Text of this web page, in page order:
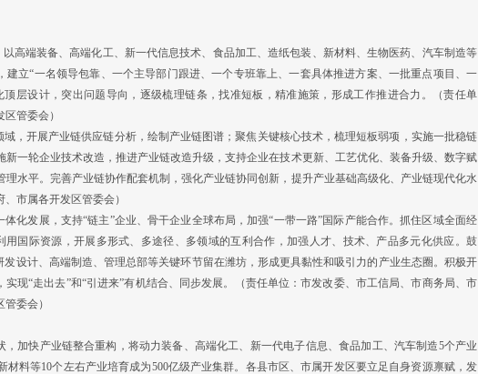
端装备、高端化工、新一代信息技术、食品加工、造纸包装、新材料、生物医药、汽车制造等
建立“一名领导包靠、一个主导部门跟进、一个专班靠上、一套具体推进方案、一批重点项目、一
层设计，突出问题导向，逐级梳理链条，找准短板，精准施策，形成工作推进合力。（责任单
管委会）
开展产业链供应链分析，绘制产业链图谱；聚焦关键核心技术，梳理短板弱项，实施一批稳链
一轮企业技术改造，推进产业链改造升级，支持企业在技术更新、工艺优化、装备升级、数字赋
水平。完善产业链协作配套机制，强化产业链协同创新，提升产业基础高级化、产业链现代化水
市属各开发区管委会）
发展，支持“链主”企业、骨干企业全球布局，加强“一带一路”国际产能合作。抓住区域全面经
用国际资源，开展多形式、多途径、多领域的互利合作，加强人才、技术、产品多元化供应。鼓
设计、高端制造、管理总部等关键环节留在潍坊，形成更具黏性和吸引力的产业生态圈。积极开
现“走出去”和“引进来”有机结合、同步发展。（责任单位：市发改委、市工信局、市商务局、市
委会）
快产业链整合重构，将动力装备、高端化工、新一代电子信息、食品加工、汽车制造5个产业
料等10个左右产业培育成为500亿级产业集群。各县市区、市属开发区要立足自身资源禀赋，发